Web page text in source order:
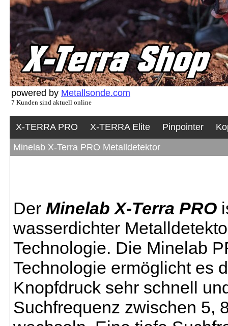
powered by Metallsonde.com
7 Kunden sind aktuell online
X-TERRA PRO X-TERRA Elite Pinpointer
Minelab X-Terra PRO Metalldetektor
Der Minelab X-Terra PRO
wasserdichter
Technologie. Die Minelab
Technologie ermöglicht es
Knopfdruck sehr schnell
Suchfrequenz zwischen 5,